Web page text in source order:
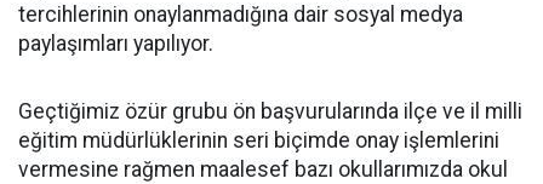
tercihlerinin onaylanmadığına dair sosyal medya
paylaşımları yapılıyor.
Geçtiğimiz özür grubu ön başvurularında ilçe ve il milli
eğitim müdürlüklerinin seri biçimde onay işlemlerini
vermesine rağmen maalesef bazı okullarımızda okul